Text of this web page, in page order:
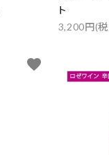
ト
3,200円(
favorite